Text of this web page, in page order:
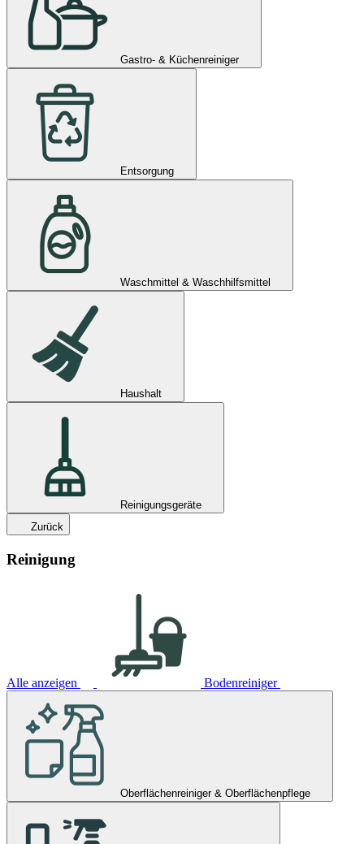
Gastro- & Küchenreiniger
Entsorgung
Waschmittel & Waschhilfsmittel
Haushalt
Reinigungsgeräte
Zurück
Reinigung
Alle anzeigen Bodenreiniger
Oberflächenreiniger & Oberflächenpflege